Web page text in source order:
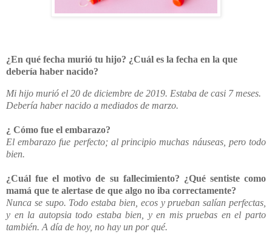
¿En qué fecha murió tu hijo? ¿Cuál es la fecha en la que
debería haber nacido?
Mi hijo murió el 20 de diciembre de 2019. Estaba de casi 7 meses.
Debería haber nacido a mediados de marzo.
¿ Cómo fue el embarazo?
Elembarazo fue perfecto; al principio muchas náuseas, pero todo
bien.
¿Cuál fue el motivo de su fallecimiento? ¿Qué sentiste como
mamá que te alertase de que algo no iba correctamente?
Nunca se supo. Todo estaba bien, ecos y prueban salían perfectas,
y en la autopsia todo estaba bien, y en mis pruebas en el parto
también. A día de hoy, no hay un por qué.